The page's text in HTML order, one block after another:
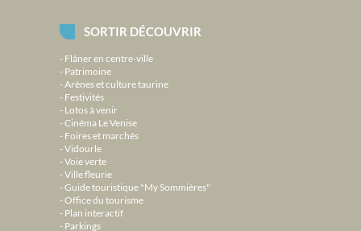
SORTIR DÉCOUVRIR
Flâner en centre-ville
Patrimoine
Arènes et culture taurine
Festivités
Lotos à venir
Cinéma Le Venise
Foires et marchés
Vidourle
Voie verte
Ville fleurie
Guide touristique "My Sommières"
Office du tourisme
Plan interactif
Parkings